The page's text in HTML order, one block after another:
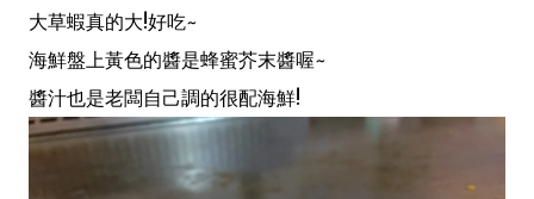
大草蝦真的大!好吃~
海鮮盤上黃色的醬是蜂蜜芥末醬喔~
醬汁也是老闆自己調的很配海鮮!